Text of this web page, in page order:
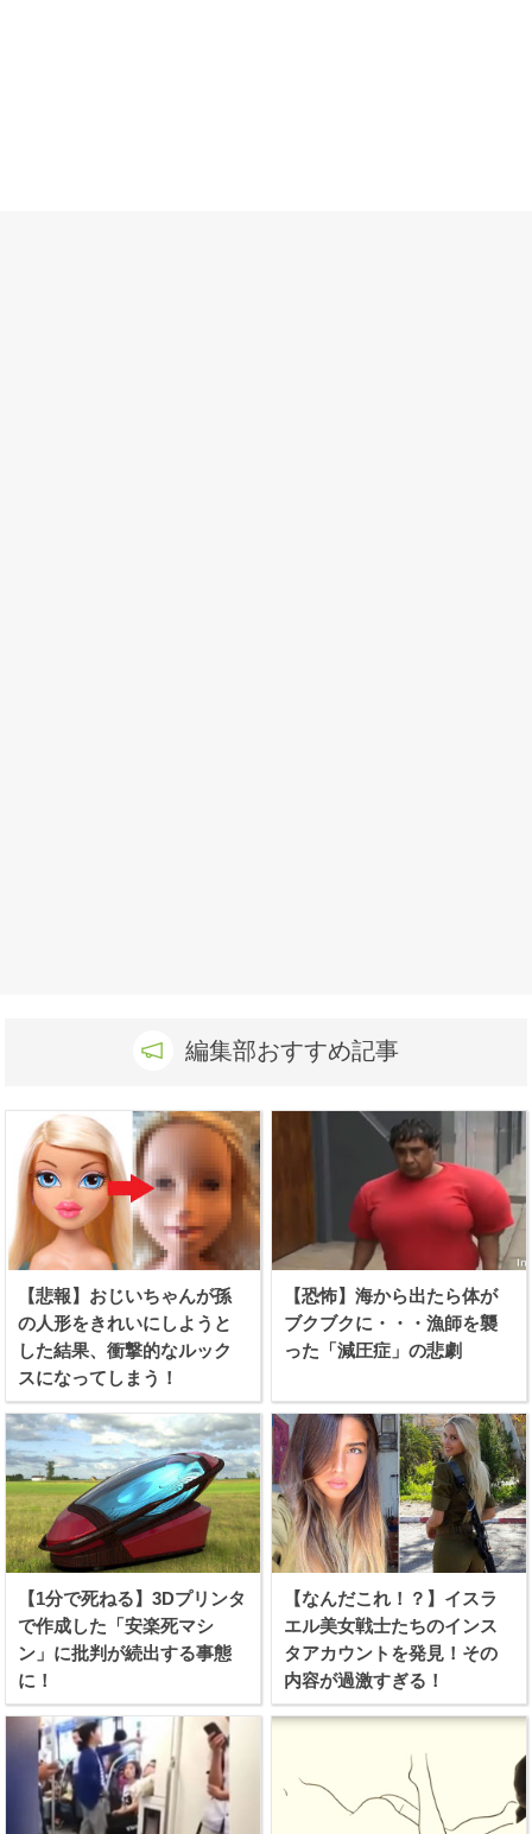
編集部おすすめ記事
【悲報】おじいちゃんが孫
の人形をきれいにしようと
した結果、衝撃的なルック
スになってしまう！
【恐怖】海から出たら体が
ブクブクに・・・漁師を襲
った「減圧症」の悲劇
【1分で死ねる】3Dプリンタ
で作成した「安楽死マシ
ン」に批判が続出する事態
に！
【なんだこれ！？】イスラ
エル美女戦士たちのインス
タアカウントを発見！その
内容が過激すぎる！